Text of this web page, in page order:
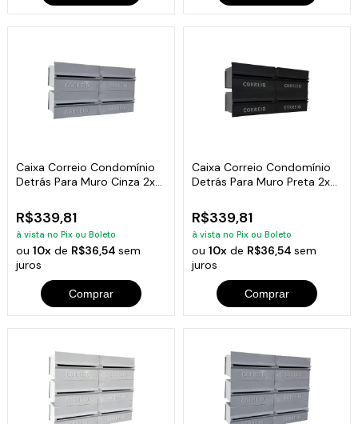
Caixa Correio Condomínio
Detrás Para Muro Cinza 2x2
R$339,81
à vista no Pix ou Boleto
ou10x de R$36,54sem
juros
Comprar
Caixa Correio Condomínio
Detrás Para Muro Preta 2x2
R$339,81
à vista no Pix ou Boleto
ou 10xde R$36,54 sem
juros
Comprar